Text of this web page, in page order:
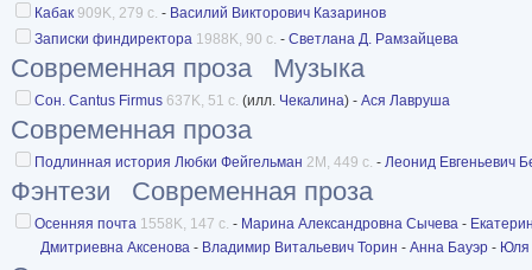
Кабак 909K, 279 с. - Василий Викторович Казаринов
Записки финдиректора 1988K, 90 с. - Светлана Д. Рамзайцева
Современная проза Музыка
Сон. Cantus Firmus 637K, 51 с. (илл. Чекалина) - Ася Лавруша
Современная проза
Подлинная история Любки Фейгельман 2M, 449 с. - Леонид Евгеньевич
Фэнтези Современная проза
Осенняя почта 1558K, 147 с. - Марина Александровна Сычева -
Дмитриевна Аксенова - Владимир Витальевич Торин - Анна Бауэр - Юля